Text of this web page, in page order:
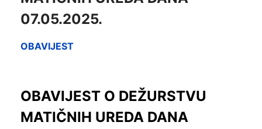
07.05.2025.
OBAVIJEST
OBAVIJEST O DEŽURSTVU
MATIČNIH UREDA DANA